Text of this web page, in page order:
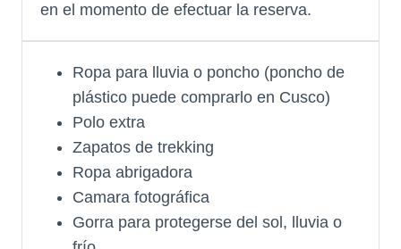
en el momento de efectuar la reserva.
Ropa para lluvia o poncho (poncho de
plástico puede comprarlo en Cusco)
Polo extra
Zapatos de trekking
Ropa abrigadora
Camara fotográfica
Gorra para protegerse del sol, lluvia o